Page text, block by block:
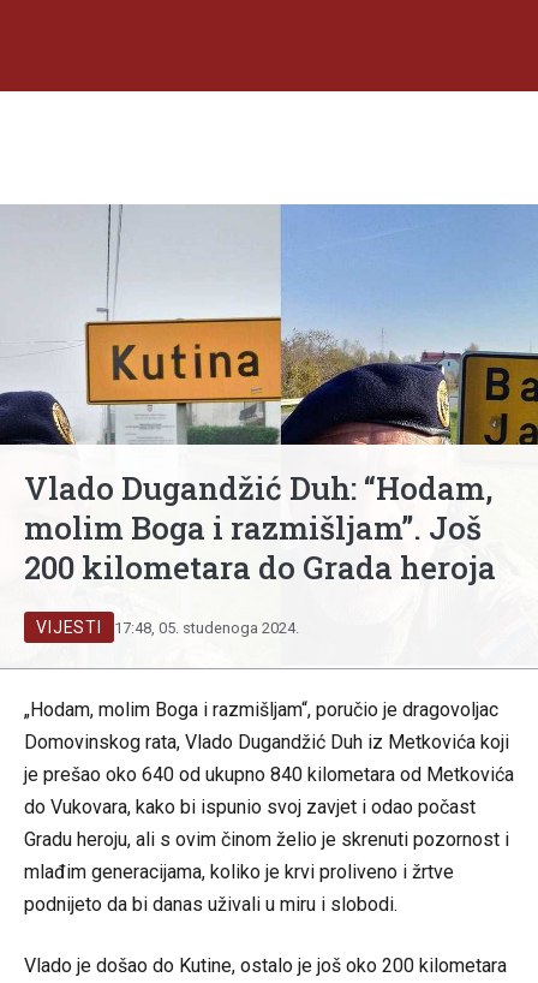
Vlado Dugandžić Duh: “Hodam,
molim Boga i razmišljam”. Još
200 kilometara do Grada heroja
VIJESTI 17:48, 05. studenoga 2024.
„Hodam, molim Boga i razmišljam“, poručio je dragovoljac
Domovinskog rata, Vlado Dugandžić Duh iz Metkovića koji
je prešao oko 640 od ukupno 840 kilometara od Metkovića
do Vukovara, kako bi ispunio svoj zavjet i odao počast
Gradu heroju, ali s ovim činom želio je skrenuti pozornost i
mlađim generacijama, koliko je krvi proliveno i žrtve
podnijeto da bi danas uživali u miru i slobodi.
Vlado je došao do Kutine, ostalo je još oko 200 kilometara